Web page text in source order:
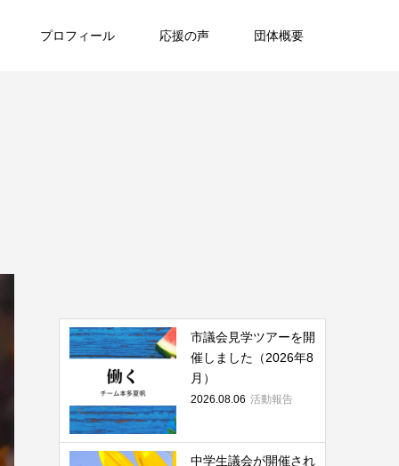
プロフィール 応援の声 団体概要
市議会見学ツアーを開
催しました（2026年8
月）
2026.08.06 活動報告
中学生議会が開催され